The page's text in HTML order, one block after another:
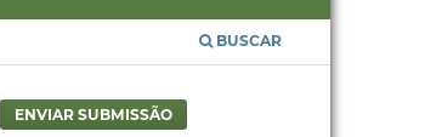
BUSCAR
ENVIAR SUBMISSÃO